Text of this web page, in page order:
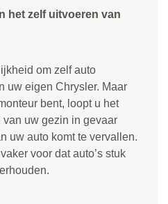
het zelf uitvoeren van
om zelf auto
uw eigen Chrysler. Maar
bent, loopt u het
uw gezin in gevaar
uw auto komt te vervallen.
voor dat auto’s stuk